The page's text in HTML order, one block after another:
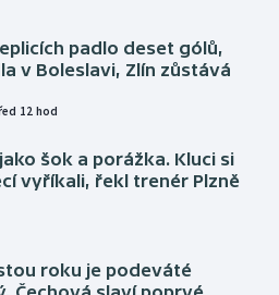
padlo deset gólů,
v Boleslavi, Zlín zůstává
12 hod
jako šok a porážka. Kluci si
vyříkali, řekl trenér Plzně
roku je podeváté